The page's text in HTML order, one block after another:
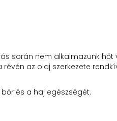
során nem alkalmazunk
az olaj szerkezete
és a haj egészségét.